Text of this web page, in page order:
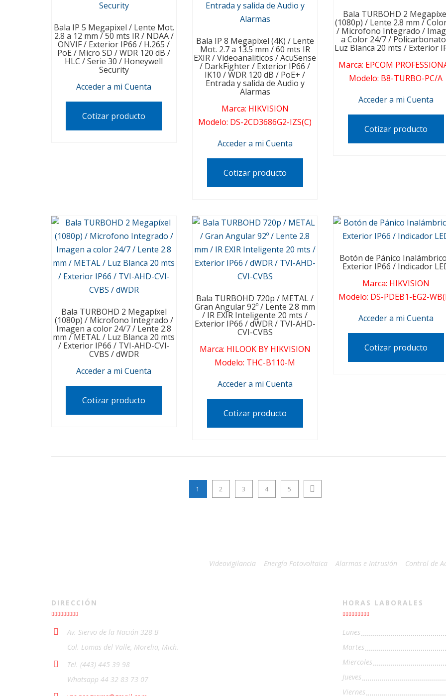
Bala IP 5 Megapixel / Lente Mot.
2.8 a 12 mm / 50 mts IR / NDAA /
ONVIF / Exterior IP66 / H.265 /
PoE / Micro SD / WDR 120 dB /
HLC / Serie 30 / Honeywell
Security
Acceder a mi Cuenta
Cotizar producto
Bala IP 8 Megapixel (4K) / Lente
Mot. 2.7 a 13.5 mm / 60 mts IR
EXIR / Videoanaliticos / AcuSense
/ DarkFighter / Exterior IP66 /
IK10 / WDR 120 dB / PoE+ /
Entrada y salida de Audio y
Alarmas
Marca: HIKVISION
Modelo: DS-2CD3686G2-IZS(C)
Acceder a mi Cuenta
Cotizar producto
Bala TURBOHD 2
(1080p) / Lente 2.8 mm /
/ Microfono Integrado /
a Color 24/7 /
Luz Blanca 20 mts / Exterior
Marca: EPCOM
Modelo: B8-TURBO-PC/A
Acceder a mi Cuenta
Cotizar producto
Bala TURBOHD 2 Megapíxel
(1080p) / Microfono Integrado /
Imagen a color 24/7 / Lente 2.8
mm / METAL / Luz Blanca 20 mts
/ Exterior IP66 / TVI-AHD-CVI-
CVBS / dWDR
Acceder a mi Cuenta
Cotizar producto
Bala TURBOHD 720p / METAL /
Gran Angular 92º / Lente 2.8 mm
/ IR EXIR Inteligente 20 mts /
Exterior IP66 / dWDR / TVI-AHD-
CVI-CVBS
Marca: HILOOK BY HIKVISION
Modelo: THC-B110-M
Acceder a mi Cuenta
Cotizar producto
Botón de Pánico
Exterior IP66 / Indicador
Marca: HIKVISION
Modelo: DS-PDEB1-EG2-
Acceder a mi Cuenta
Cotizar producto
1 2 3 4
5
Videovigilancia Energía Fotovoltaica Alarmas e Intrusión Control de
DIRECCIÓN
Av. Siervo de la Nación 328-B
Col. Lomas del Valle, Morelia, Mich.
Tel. (443) 445 39 98
Whatsapp 44 32 83 73 07
HORAS LABORALES
Lunes
Martes
Miercoles
Jueves
Viernes